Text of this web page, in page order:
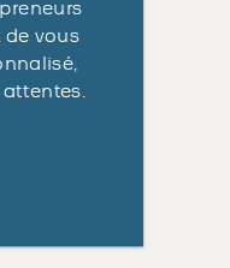
de vous